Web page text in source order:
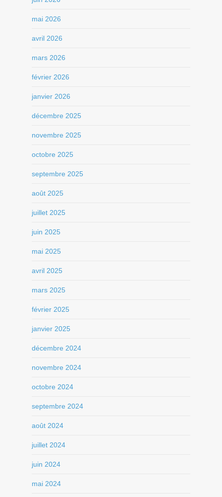
mai 2026
avril 2026
mars 2026
février 2026
janvier 2026
décembre 2025
novembre 2025
octobre 2025
septembre 2025
août 2025
juillet 2025
juin 2025
mai 2025
avril 2025
mars 2025
février 2025
janvier 2025
décembre 2024
novembre 2024
octobre 2024
septembre 2024
août 2024
juillet 2024
juin 2024
mai 2024